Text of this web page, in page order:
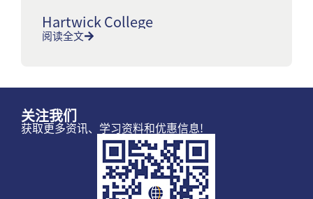
Hartwick College
阅读全文
关注我们
获取更多资讯、学习资料和优惠信息!